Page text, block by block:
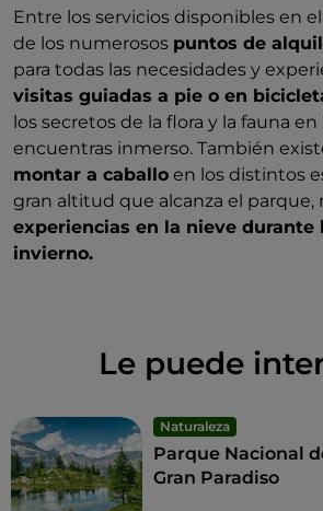
Entre los servicios disponibles en
de los numerosos puntos de
para todas las necesidades y
visitas guiadas a pie o en
los secretos de la flora y la fauna
encuentras inmerso. También
montar a caballo en los distintos
gran altitud que alcanza el parque,
experiencias en la nieve durante
invierno.
Le puede
Naturaleza
Parque Nacional
Gran Paradiso